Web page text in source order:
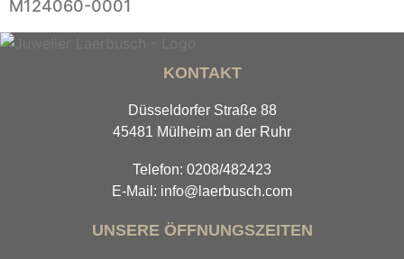
M124060-0001
KONTAKT
Düsseldorfer Straße 88
45481 Mülheim an der Ruhr
Telefon: 0208/482423
E-Mail: info@laerbusch.com
UNSERE ÖFFNUNGSZEITEN